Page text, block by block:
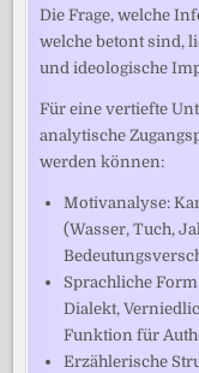
Die Frage, welche
welche betont sind,
und ideologische
Für eine vertiefte
analytische
werden können:
Motivanalyse:
(Wasser, Tuch,
Sprachliche
Dialekt,
Funktion für
Erzählerische